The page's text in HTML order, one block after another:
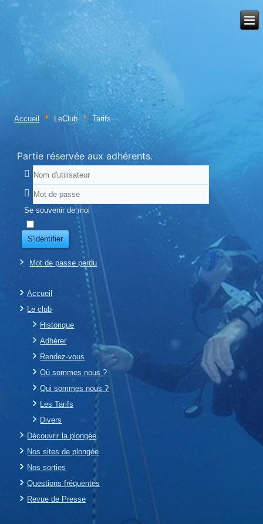
Accueil LeClub Tarifs
Partie réservée aux adhérents.
Se souvenir de moi
S'identifier
Mot de passe perdu
Accueil
Le club
Historique
Adhérer
Rendez-vous
Où sommes nous ?
Qui sommes nous ?
Les Tarifs
Divers
Découvrir la plongée
Nos sites de plongée
Nos sorties
Questions fréquentes
Revue de Presse